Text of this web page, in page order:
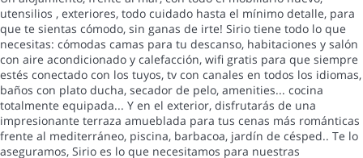
utensilios , exteriores, todo cuidado hasta el mínimo detalle, para
que te sientas cómodo, sin ganas de irte! Sirio tiene todo lo que
necesitas: cómodas camas para tu descanso, habitaciones y salón
con aire acondicionado y calefacción, wifi gratis para que siempre
estés conectado con los tuyos, tv con canales en todos los idiomas,
baños con plato ducha, secador de pelo, amenities... cocina
totalmente equipada... Y en el exterior, disfrutarás de una
impresionante terraza amueblada para tus cenas más románticas
frente al mediterráneo, piscina, barbacoa, jardín de césped.. Te lo
aseguramos, Sirio es lo que necesitamos para nuestras